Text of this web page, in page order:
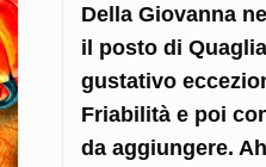
Della Giovanna
il posto di
gustativo
Friabilità e poi
da aggiungere.